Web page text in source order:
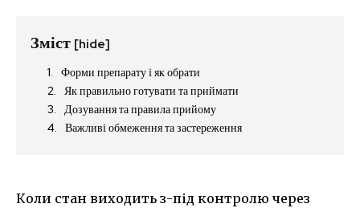
Зміст [hide]
Форми препарату і як обрати
Як правильно готувати та приймати
Дозування та правила прийому
Важливі обмеження та застереження
Коли стан виходить з-під контролю через